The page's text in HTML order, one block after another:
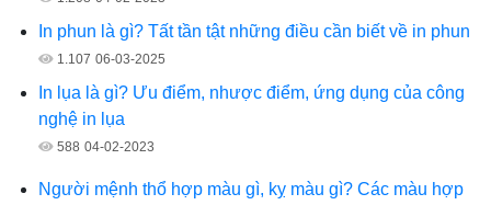
In phun là gì? Tất tần tật những điều cần biết về in phun
1.107 06-03-2025
In lụa là gì? Ưu điểm, nhược điểm, ứng dụng của công
nghệ in lụa
588 04-02-2023
Người mệnh thổ hợp màu gì, kỵ màu gì? Các màu hợp